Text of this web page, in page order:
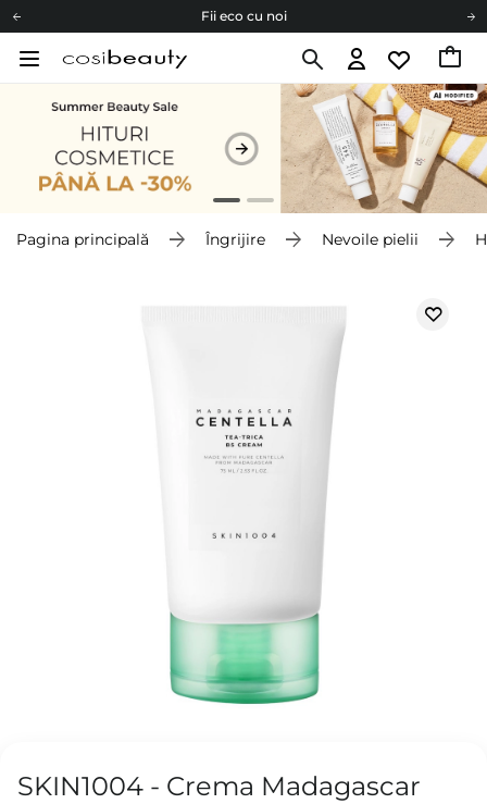
Fii eco cu noi
Pagina principală Îngrijire Nevoile pielii
SKIN1004 - Crema Madagascar